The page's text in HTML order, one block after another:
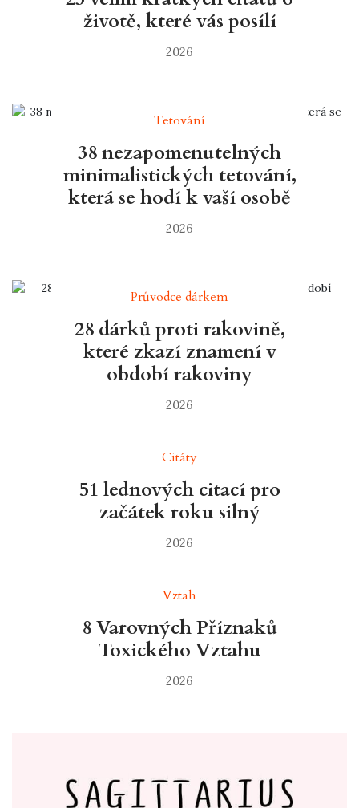
životě, které vás posílí
2026
Tetování
38 nezapomenutelných
minimalistických tetování,
která se hodí k vaší osobě
2026
Průvodce dárkem
28 dárků proti rakovině,
které zkazí znamení v
období rakoviny
2026
Citáty
51 lednových citací pro
začátek roku silný
2026
Vztah
8 Varovných Příznaků
Toxického Vztahu
2026